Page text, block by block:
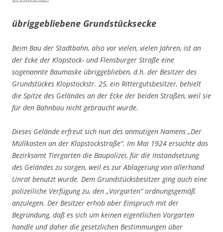
übriggebliebene Grundstücksecke
Beim Bau der Stadtbahn, also vor vielen, vielen Jahren, ist an
der Ecke der Klopstock- und Flensburger Straße eine
sogenannte Baumaske übriggeblieben, d.h. der Besitzer des
Grundstückes Klopstockstr. 25, ein Rittergutsbesitzer, behielt
die Spitze des Geländes an der Ecke der beiden Straßen, weil sie
für den Bahnbau nicht gebraucht wurde.
Dieses Gelände erfreut sich nun des anmutigen Namens „Der
Müllkasten an der Klopstockstraße“. Im Mai 1924 ersuchte das
Bezirksamt Tiergarten die Baupolizei, für die Instandsetzung
des Geländes zu sorgen, weil es zur Ablagerung von allerhand
Unrat benutzt wurde. Dem Grundstücksbesitzer ging auch eine
polizeiliche Verfügung zu, den „Vorgarten“ ordnungsgemäß
anzulegen. Der Besitzer erhob aber Einspruch mit der
Begründung, daß es sich um keinen eigentlichen Vorgarten
handle und daher die gesetzlichen Bestimmungen über